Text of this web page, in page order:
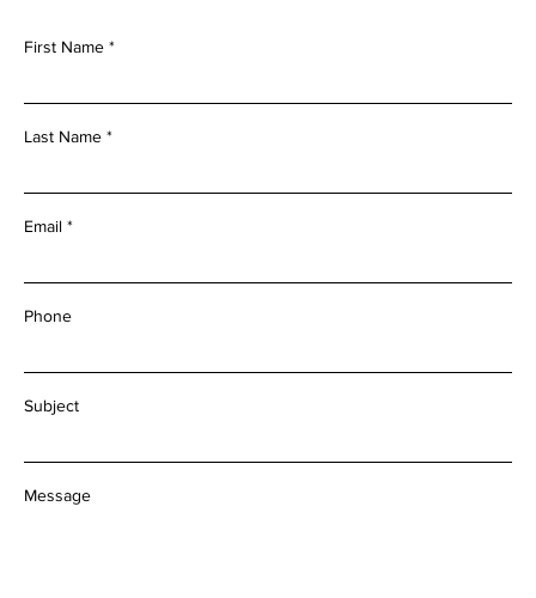
First Name
Last Name
Email
Phone
Subject
Message